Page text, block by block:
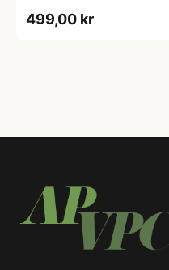
499,00 kr